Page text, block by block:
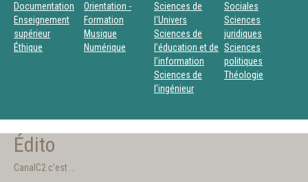
Documentation
Enseignement
supérieur
Éthique
Orientation -
Formation
Musique
Numérique
Sciences de
l'Univers
Sciences de
l’éducation et de
l’information
Sciences de
l’ingénieur
Sociales
Sciences
juridiques
Sciences
politiques
Théologie
Édito
CanalC2 c’est …